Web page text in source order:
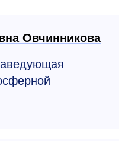
Овчинникова